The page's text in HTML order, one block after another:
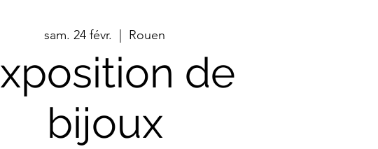
sam. 24 févr. Rouen
de
bijoux